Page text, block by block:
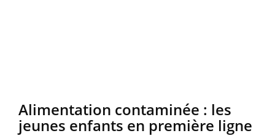
Alimentation contaminée : les
jeunes enfants en première ligne